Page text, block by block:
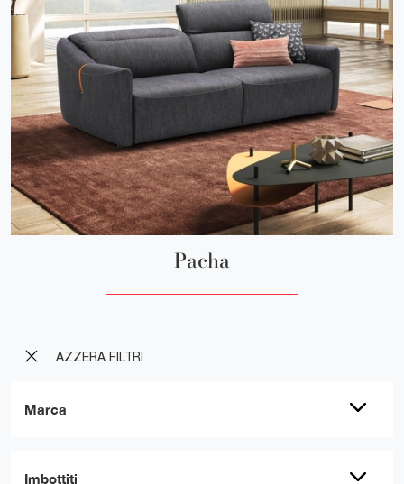
AZZERA FILTRI
Marca
Imbottiti
Pacha